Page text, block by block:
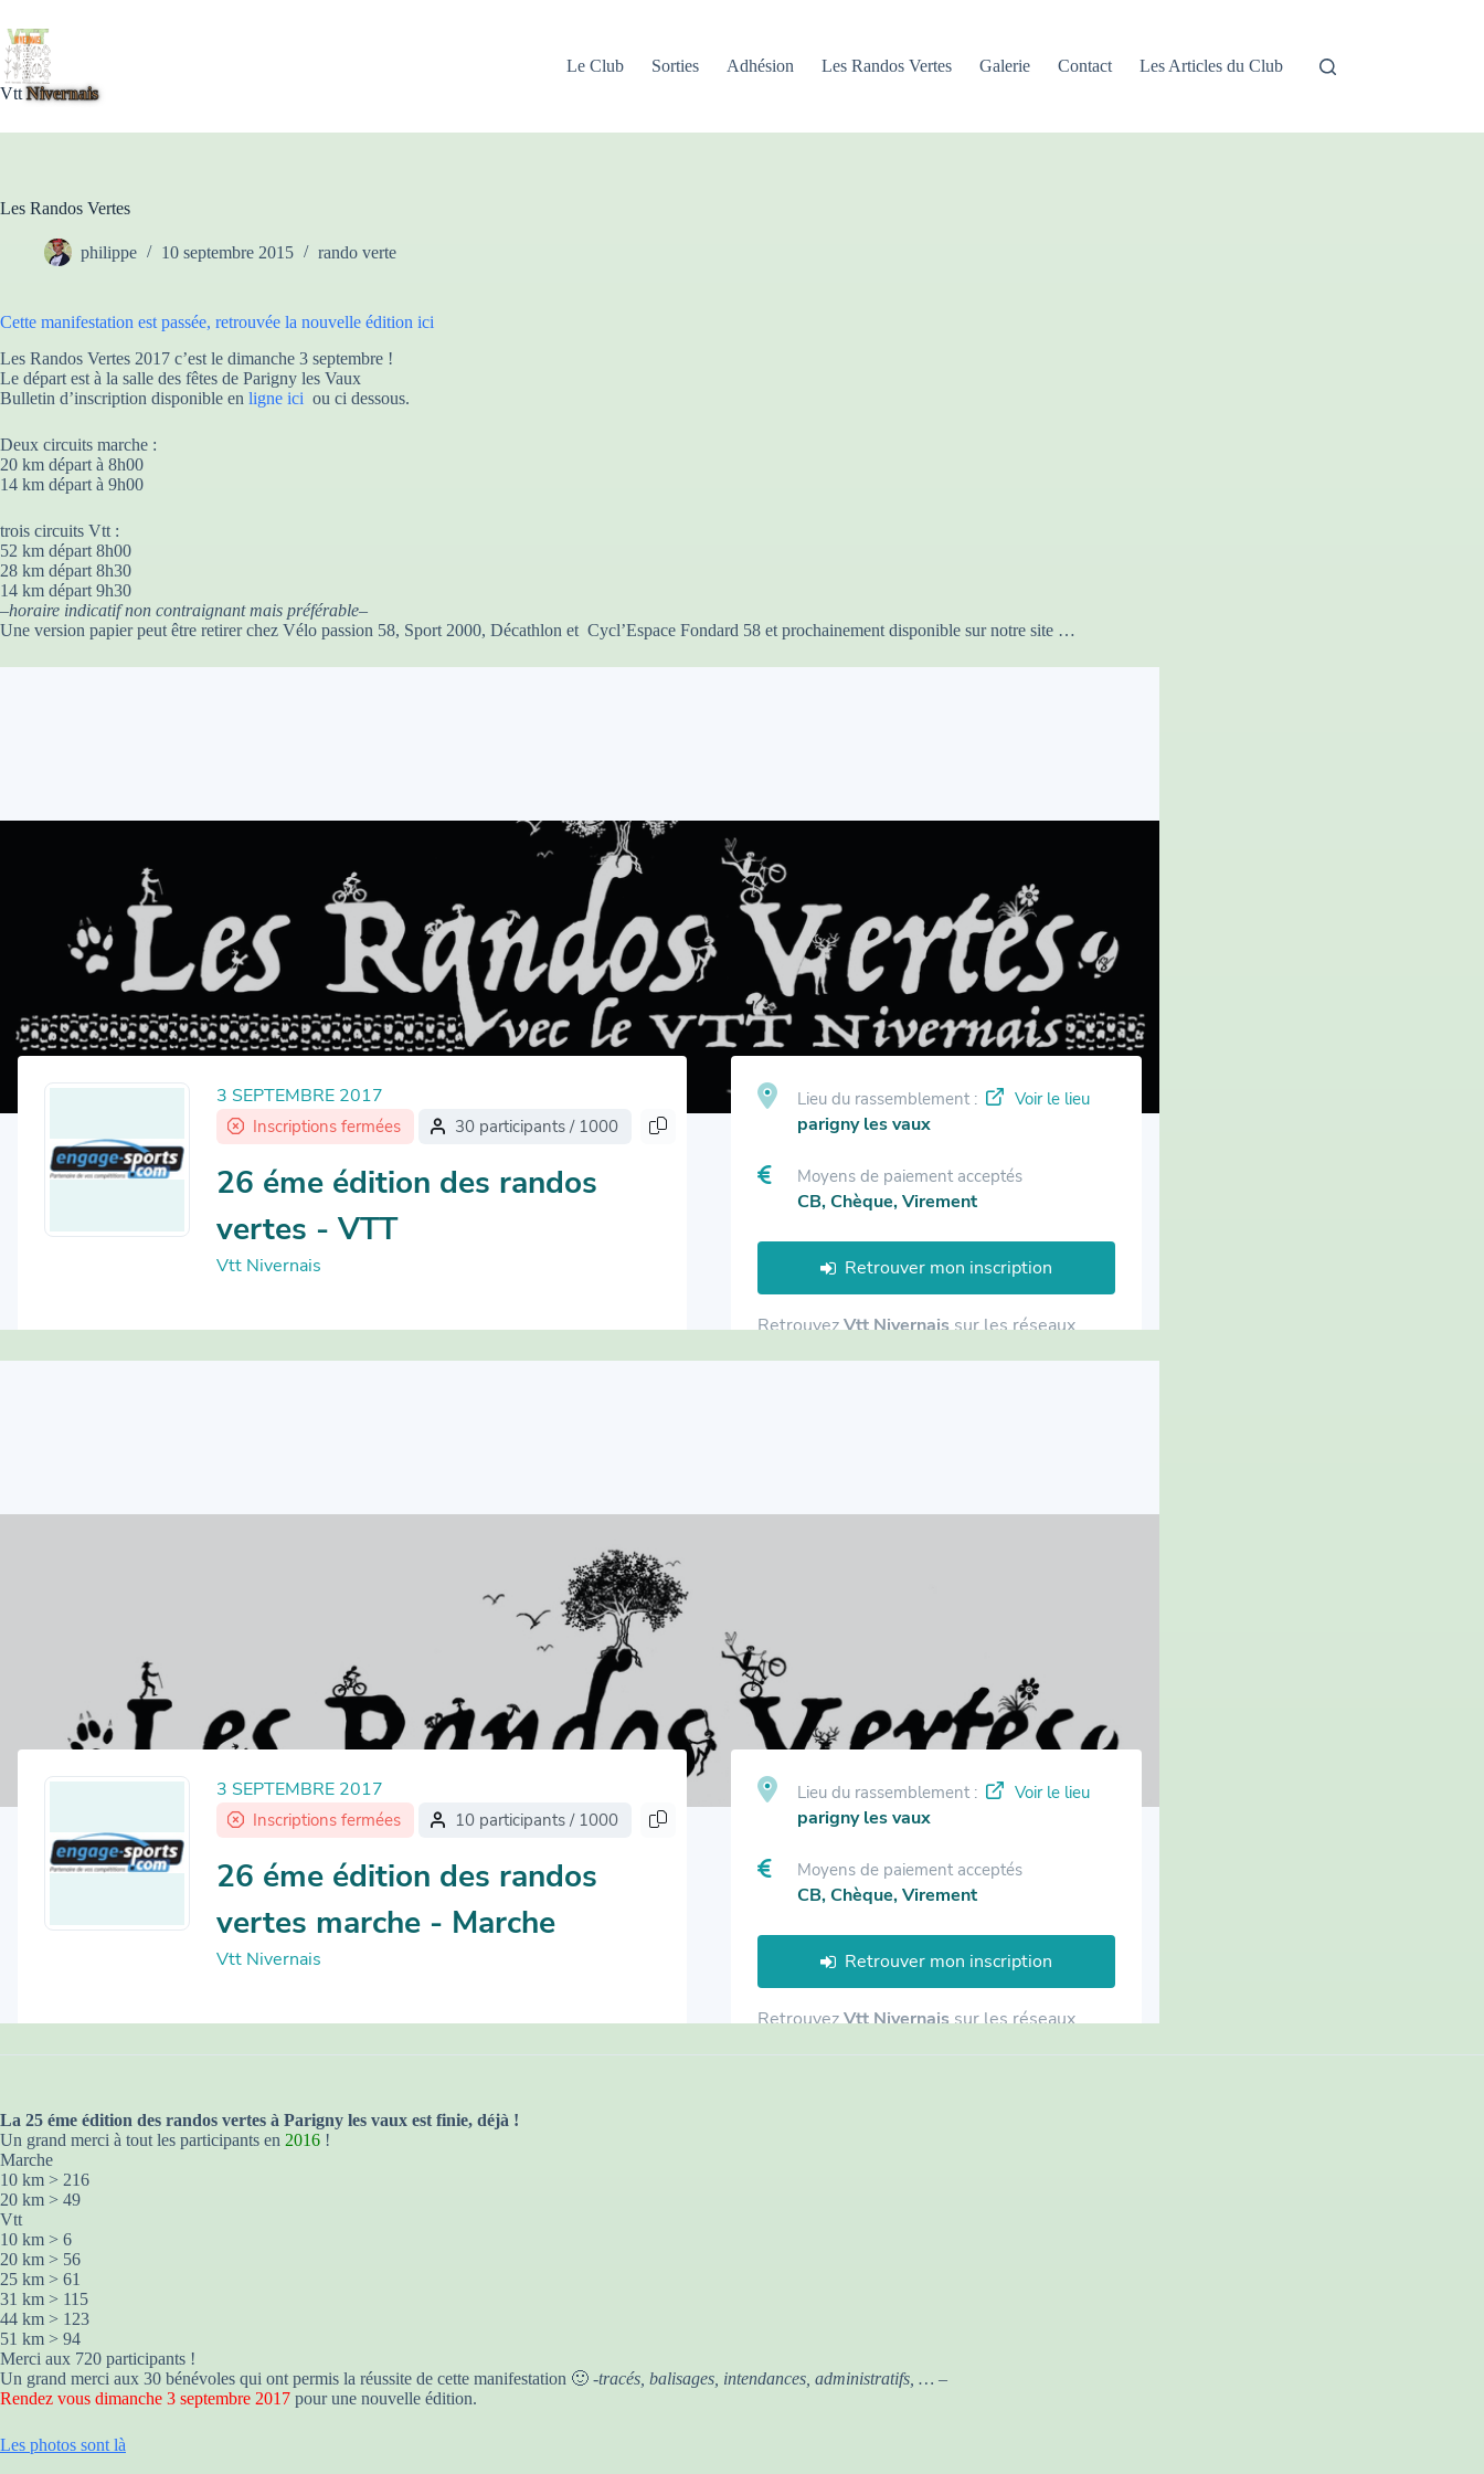
au
contenu
VttNivernais
Le Club Sorties Adhésion Les Randos Vertes Galerie Contact Les Articles du Club
Les Randos Vertes
philippe 10 septembre 2015 rando verte
Cette manifestation est passée, retrouvée la nouvelle édition ici
Les Randos Vertes 2017 c’est le dimanche 3 septembre !
Le départ est à la salle des fêtes de Parigny les Vaux
Bulletin d’inscription disponible en ligne ici ou ci dessous.
Deux circuits marche :
20 km départ à 8h00
14 km départ à 9h00
trois circuits Vtt :
52 km départ 8h00
28 km départ 8h30
14 km départ 9h30
–horaire indicatif non contraignant mais préférable–
Une version papier peut être retirer chez Vélo passion 58, Sport 2000, Décathlon et Cycl’Espace Fondard 58 et prochainement disponible sur notre site …
La 25 éme édition des randos vertes à Parigny les vaux est finie, déjà !
Un grand merci à tout les participants en 2016 !
Marche
10 km > 216
20 km > 49
Vtt
10 km > 6
20 km > 56
25 km > 61
31 km > 115
44 km > 123
51 km > 94
Merci aux 720 participants !
Un grand merci aux 30 bénévoles qui ont permis la réussite de cette manifestation 🙂 -tracés, balisages, intendances, administratifs, … –
Rendez vous dimanche 3 septembre 2017 pour une nouvelle édition.
Les photos sont là